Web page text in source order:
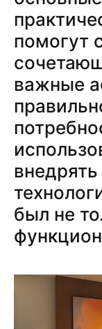
помогут
важные
был не